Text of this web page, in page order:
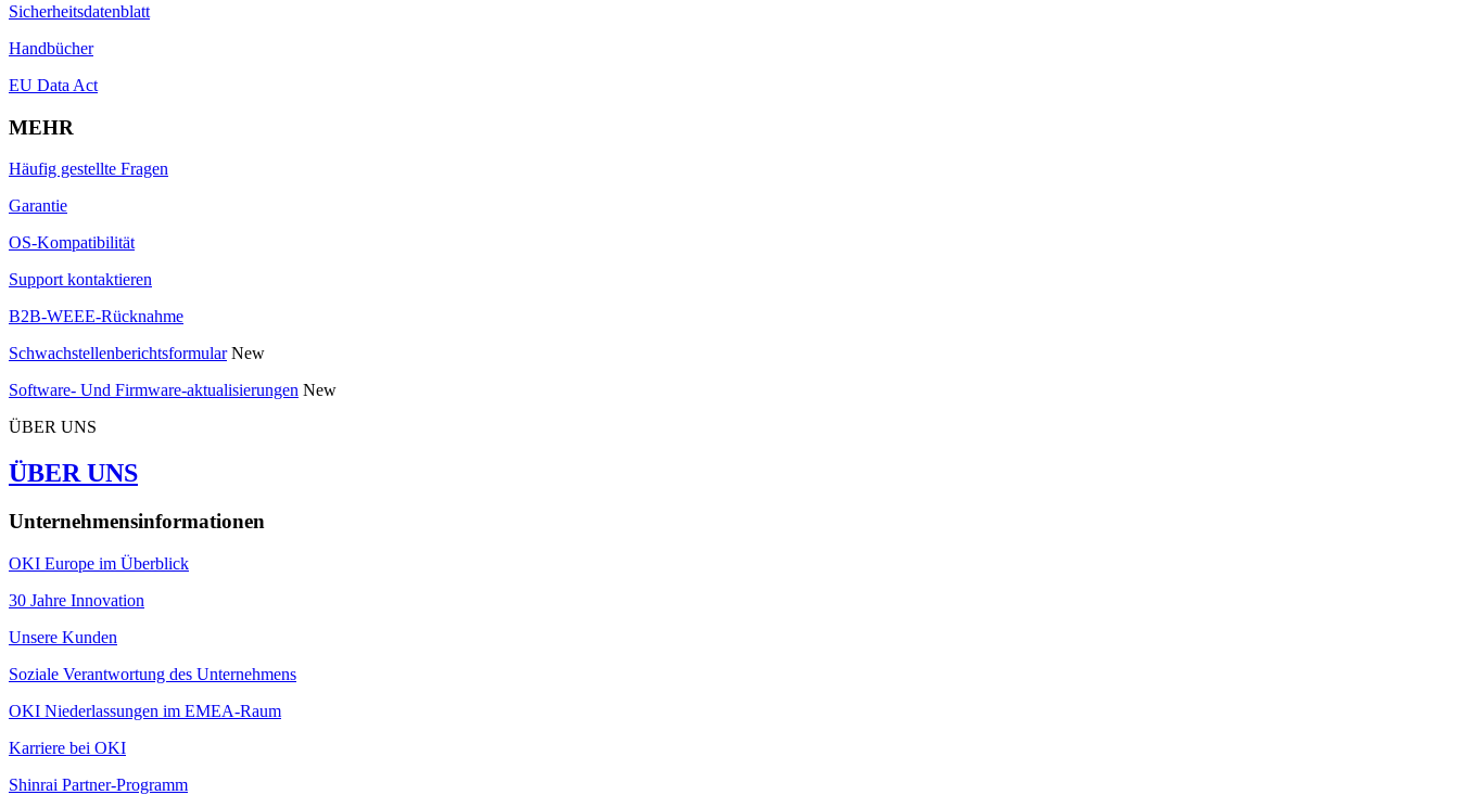
Sicherheitsdatenblatt
Handbücher
EU Data Act
MEHR
Häufig gestellte Fragen
Garantie
OS-Kompatibilität
Support kontaktieren
B2B-WEEE-Rücknahme
Schwachstellenberichtsformular New
Software- Und Firmware-aktualisierungen New
ÜBER UNS
ÜBER UNS
Unternehmensinformationen
OKI Europe im Überblick
30 Jahre Innovation
Unsere Kunden
Soziale Verantwortung des Unternehmens
OKI Niederlassungen im EMEA-Raum
Karriere bei OKI
Shinrai Partner-Programm